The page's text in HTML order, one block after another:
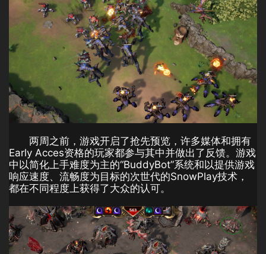
两周之前，游戏开启了抢先预览，许多媒体和拥有
Early Acces资格的玩家都参与其中并做出了反馈。游戏
中以简化上手难度为主的“BuddyBot”系统和以提供游戏
响应速度、流畅度为目标的次世代的SnowPlay技术，
都在不同程度上获得了大众的认可。